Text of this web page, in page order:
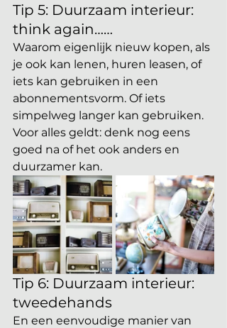
Tip 5: Duurzaam interieur:
think again……
Waarom eigenlijk nieuw kopen, als
je ook kan lenen, huren leasen, of
iets kan gebruiken in een
abonnementsvorm. Of iets
simpelweg langer kan gebruiken.
Voor alles geldt: denk nog eens
goed na of het ook anders en
duurzamer kan.
Tip 6: Duurzaam interieur:
tweedehands
En een eenvoudige manier van